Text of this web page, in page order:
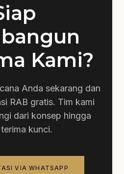
Kami?
Anda sekarang dan
RAB gratis. Tim kami
dari konsep hingga
kunci.
VIA WHATSAPP